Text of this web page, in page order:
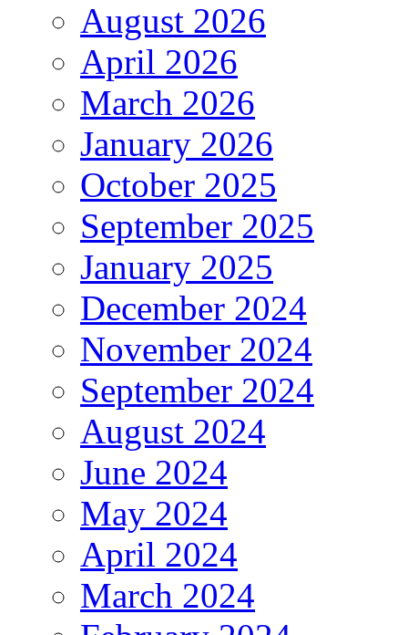
August 2026
April 2026
March 2026
January 2026
October 2025
September 2025
January 2025
December 2024
November 2024
September 2024
August 2024
June 2024
May 2024
April 2024
March 2024